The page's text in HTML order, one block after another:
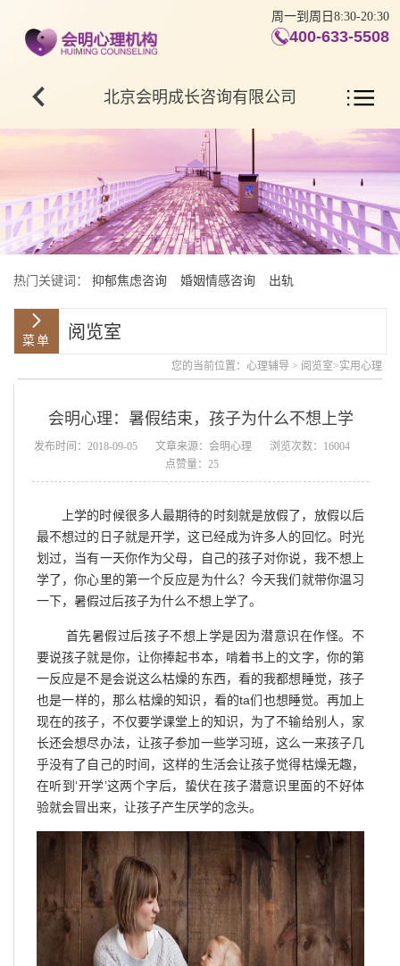
周一到周日8:30-20:30
400-633-5508
北京会明成长咨询有限公司
热门关键词： 抑郁焦虑咨询 婚姻情感咨询 出轨
阅览室
您的当前位置： 心理辅导 > 阅览室>实用心理
会明心理：暑假结束，孩子为什么不想上学
发布时间：2018-09-05 文章来源：会明心理
浏览次数：16004
点赞量：25
上学的时候很多人最期待的时刻就是放假了，放假以后
最不想过的日子就是开学，这已经成为许多人的回忆。时光
划过，当有一天你作为父母，自己的孩子对你说，我不想上
学了，你心里的第一个反应是为什么？今天我们就带你温习
一下，暑假过后孩子为什么不想上学了。
首先暑假过后孩子不想上学是因为潜意识在作怪。不
要说孩子就是你，让你捧起书本，啃着书上的文字，你的第
一反应是不是会说这么枯燥的东西，看的我都想睡觉，孩子
也是一样的，那么枯燥的知识，看的ta们也想睡觉。再加上
现在的孩子，不仅要学课堂上的知识，为了不输给别人，家
长还会想尽办法，让孩子参加一些学习班，这么一来孩子几
乎没有了自己的时间，这样的生活会让孩子觉得枯燥无趣，
在听到‘开学’这两个字后，蛰伏在孩子潜意识里面的不好体
验就会冒出来，让孩子产生厌学的念头。